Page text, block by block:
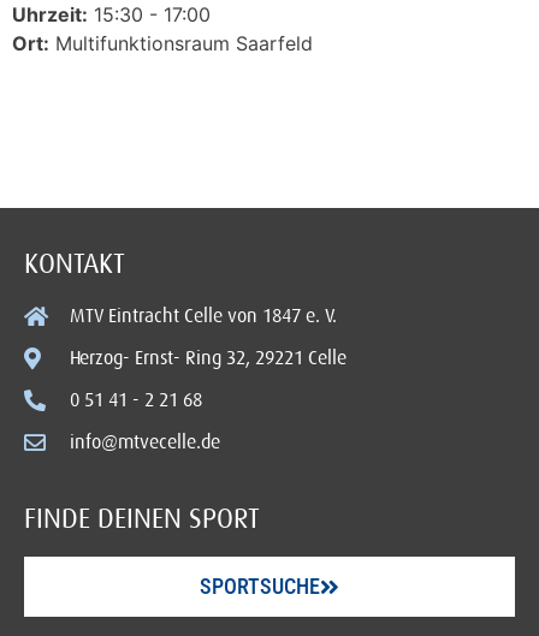
Uhrzeit: 15:30 - 17:00
Ort: Multifunktionsraum Saarfeld
KONTAKT
MTV Eintracht Celle von 1847 e. V.
Herzog- Ernst- Ring 32, 29221 Celle
0 51 41 - 2 21 68
info@mtvecelle.de
FINDE DEINEN SPORT
SPORTSUCHE